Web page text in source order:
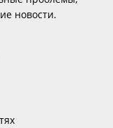
новости.